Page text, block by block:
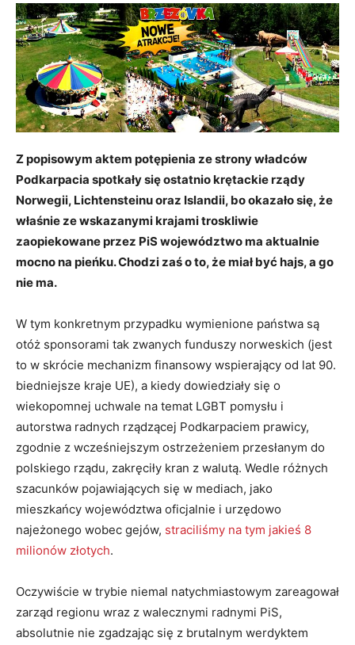
Z popisowym aktem potępienia ze strony władców
Podkarpacia spotkały się ostatnio krętackie rządy
Norwegii, Lichtensteinu oraz Islandii, bo okazało się, że
właśnie ze wskazanymi krajami troskliwie
zaopiekowane przez PiS województwo ma aktualnie
mocno na pieńku. Chodzi zaś o to, że miał być hajs, a go
nie ma.
W tym konkretnym przypadku wymienione państwa są
otóż sponsorami tak zwanych funduszy norweskich (jest
to w skrócie mechanizm finansowy wspierający od lat 90.
biedniejsze kraje UE), a kiedy dowiedziały się o
wiekopomnej uchwale na temat LGBT pomysłu i
autorstwa radnych rządzącej Podkarpaciem prawicy,
zgodnie z wcześniejszym ostrzeżeniem przesłanym do
polskiego rządu, zakręciły kran z walutą. Wedle różnych
szacunków pojawiających się w mediach, jako
mieszkańcy województwa oficjalnie i urzędowo
najeżonego wobec gejów, straciliśmy na tym jakieś 8
milionów złotych.
Oczywiście w trybie niemal natychmiastowym zareagował
zarząd regionu wraz z walecznymi radnymi PiS,
absolutnie nie zgadzając się z brutalnym werdyktem